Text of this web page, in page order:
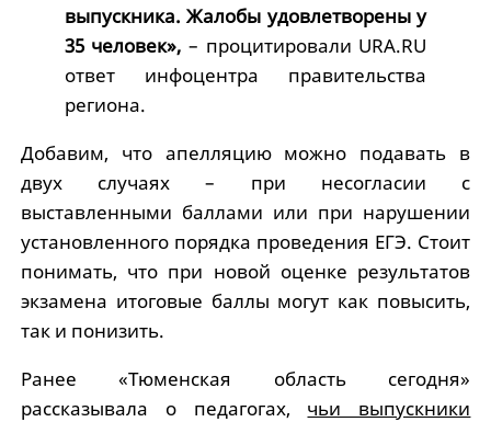
выпускника. Жалобы удовлетворены у
35 человек», – процитировали URA.RU
ответ инфоцентра правительства
региона.
Добавим, что апелляцию можно подавать в
двух случаях – при несогласии с
выставленными баллами или при нарушении
установленного порядка проведения ЕГЭ. Стоит
понимать, что при новой оценке результатов
экзамена итоговые баллы могут как повысить,
так и понизить.
Ранее «Тюменская область сегодня»
рассказывала о педагогах, чьи выпускники